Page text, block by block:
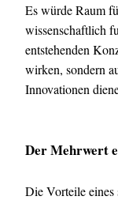
Es würde Raum
wissenschaftlich
entstehenden
wirken, sondern
Innovationen
Der Mehrwert
Die Vorteile